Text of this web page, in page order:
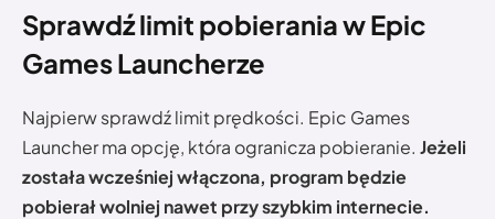
Sprawdź limit pobierania w Epic
Games Launcherze
Najpierw sprawdź limit prędkości. Epic Games
Launcher ma opcję, która ogranicza pobieranie. Jeżeli
została wcześniej włączona, program będzie
pobierał wolniej nawet przy szybkim internecie.